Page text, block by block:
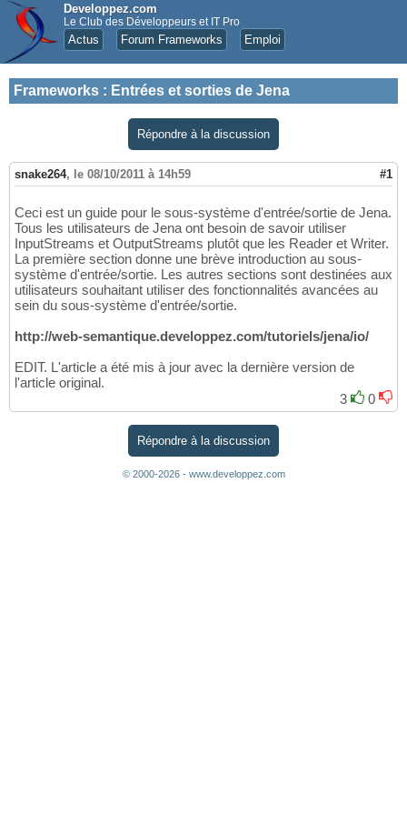
Developpez.com
Le Club des Développeurs et IT Pro
Actus Forum Frameworks Emploi
Frameworks : Entrées et sorties de Jena
Répondre à la discussion
snake264, le 08/10/2011 à 14h59 #1
Ceci est un guide pour le sous-système d'entrée/sortie de Jena.
Tous les utilisateurs de Jena ont besoin de savoir utiliser
InputStreams et OutputStreams plutôt que les Reader et Writer.
La première section donne une brève introduction au sous-
système d'entrée/sortie. Les autres sections sont destinées aux
utilisateurs souhaitant utiliser des fonctionnalités avancées au
sein du sous-système d'entrée/sortie.
http://web-semantique.developpez.com/tutoriels/jena/io/
EDIT. L'article a été mis à jour avec la dernière version de
l'article original.
3
0
Répondre à la discussion
© 2000-2026 - www.developpez.com